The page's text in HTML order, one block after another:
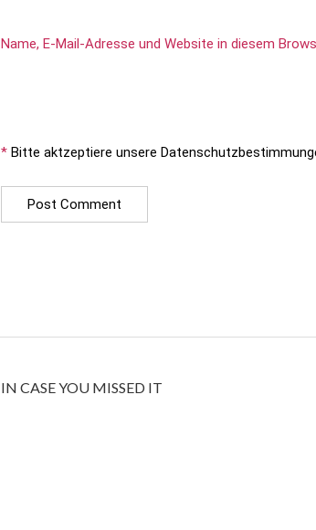
Name, E-Mail-Adresse und Website in diesem
* Bitte aktzeptiere unsere
IN CASE YOU MISSED IT